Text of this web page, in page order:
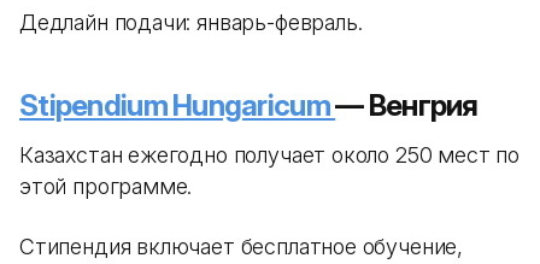
Дедлайн подачи: январь-февраль.
Stipendium Hungaricum— Венгрия
Казахстан ежегодно получает около 250 мест по
этой программе.
Стипендия включает бесплатное обучение,